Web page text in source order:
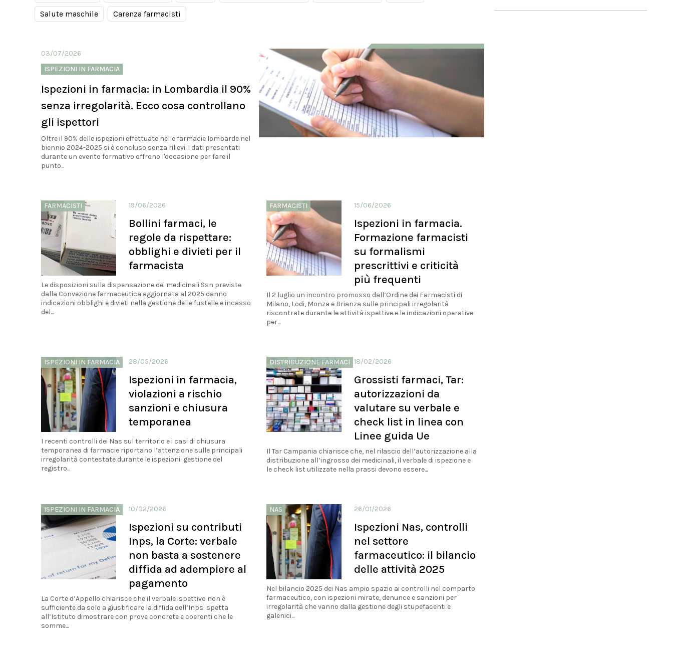
Salute maschile
Carenza farmacisti
03/07/2026
ISPEZIONI IN FARMACIA
Ispezioni in farmacia: in Lombardia il 90%
senza irregolarità. Ecco cosa controllano
gli ispettori
Oltre il 90% delle ispezioni effettuate nelle farmacie lombarde nel
biennio 2024-2025 si è concluso senza rilievi. I dati presentati
durante un evento formativo offrono l'occasione per fare il
punto...
FARMACISTI 19/06/2026
Bollini farmaci, le
regole da rispettare:
obblighi e divieti per il
farmacista
Le disposizioni sulla dispensazione dei medicinali Ssn previste
dalla Convezione farmaceutica aggiornata al 2025 danno
indicazioni obblighi e divieti nella gestione delle fustelle e incasso
del...
FARMACISTI 15/06/2026
Ispezioni in farmacia.
Formazione farmacisti
su formalismi
prescrittivi e criticità
più frequenti
Il 2 luglio un incontro promosso dall’Ordine dei Farmacisti di
Milano, Lodi, Monza e Brianza sulle principali irregolarità
riscontrate durante le attività ispettive e le indicazioni operative
per...
ISPEZIONI IN FARMACIA 28/05/2026
Ispezioni in farmacia,
violazioni a rischio
sanzioni e chiusura
temporanea
I recenti controlli dei Nas sul territorio e i casi di chiusura
temporanea di farmacie riportano l’attenzione sulle principali
irregolarità contestate durante le ispezioni: gestione del
registro...
DISTRIBUZIONE FARMACI 18/02/2026
Grossisti farmaci, Tar:
autorizzazioni da
valutare su verbale e
check list in linea con
Linee guida Ue
Il Tar Campania chiarisce che, nel rilascio dell’autorizzazione alla
distribuzione all’ingrosso dei medicinali, il verbale di ispezione e
le check list utilizzate nella prassi devono essere...
ISPEZIONI IN FARMACIA 10/02/2026
Ispezioni su contributi
Inps, la Corte: verbale
non basta a sostenere
diffida ad adempiere al
pagamento
La Corte d’Appello chiarisce che il verbale ispettivo non è
sufficiente da solo a giustificare la diffida dell’Inps: spetta
all’Istituto dimostrare con prove concrete e coerenti che le
somme...
NAS 26/01/2026
Ispezioni Nas, controlli
nel settore
farmaceutico: il bilancio
delle attività 2025
Nel bilancio 2025 dei Nas ampio spazio ai controlli nel comparto
farmaceutico, con ispezioni mirate, denunce e sanzioni per
irregolarità che vanno dalla gestione degli stupefacenti e
galenici...